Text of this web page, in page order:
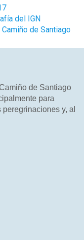
del IGN
de Santiago
de Santiago
para
y, al